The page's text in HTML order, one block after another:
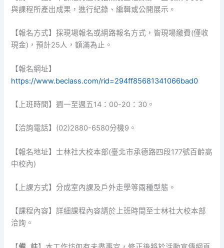
與課程所產出成果，進行紀錄、編輯或公開展示。
【報名方式】採現場報名或網路報名方式，皆現場繳費(僅收
現金)，預計25人，額滿為止。
【報名網址】
https://www.beclass.com/rid=294ff85681341066bad0
【上班時間】週一至週五14：00-20：30。
【洽詢電話】(02)2880-6580分機9。
【報名地址】士林社大校本部(臺北市承德路四段177號百齡高
中校內)
【上課方式】分成室內課及戶外走學等兩種型態。
【課程內容】詳細課程內容請於上班時間至士林社大校本部
洽詢。